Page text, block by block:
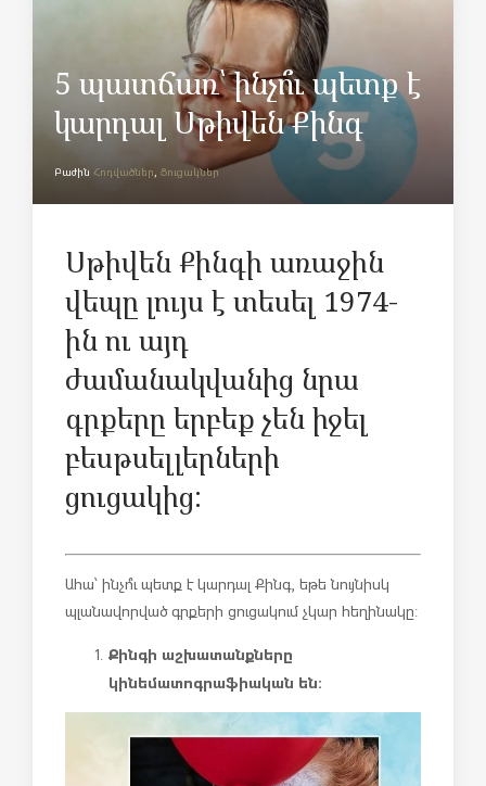
5 պատճառ՝ ինչո՞ւ պետք է
կարդալ Սթիվեն Քինգ
Բաժին Հոդվածներ, Ցուցակներ
Սթիվեն Քինգի առաջին
վեպը լույս է տեսել 1974-
ին ու այդ
ժամանակվանից նրա
գրքերը երբեք չեն իջել
բեսթսելլերների
ցուցակից:
Ահա՝ ինչո՞ւ պետք է կարդալ Քինգ, եթե նույնիսկ
պլանավորված գրքերի ցուցակում չկար հեղինակը:
Քինգի աշխատանքները
կինեմատոգրաֆիական են: